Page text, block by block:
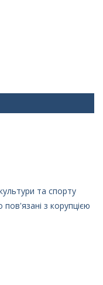
та спорту
пов'язані з корупцією